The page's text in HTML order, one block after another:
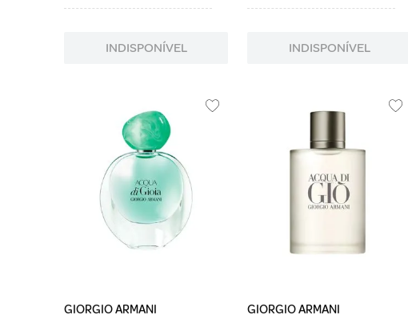
INDISPONÍVEL INDISPONÍVEL
GIORGIO ARMANI GIORGIO ARMANI